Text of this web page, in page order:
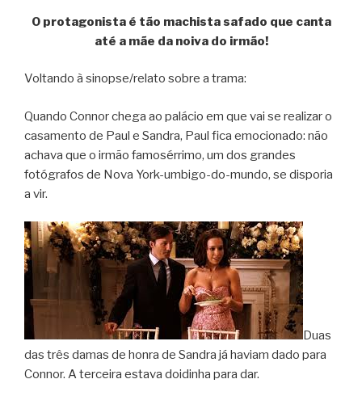
O protagonista é tão machista safado que canta
até a mãe da noiva do irmão!
Voltando à sinopse/relato sobre a trama:
Quando Connor chega ao palácio em que vai se realizar o
casamento de Paul e Sandra, Paul fica emocionado: não
achava que o irmão famosérrimo, um dos grandes
fotógrafos de Nova York-umbigo-do-mundo, se disporia
a vir.
Duas
das três damas de honra de Sandra já haviam dado para
Connor. A terceira estava doidinha para dar.